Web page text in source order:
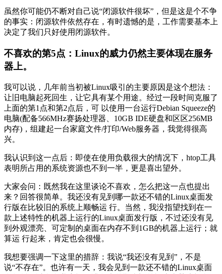
虽然你可能仍不断对自己说“闭源软件很坏”，但是这是个不争
的事实：闭源软件依然存在，有时遗憾的是，工作需要基本上
决定了我们只好使用闭源软件。
不喜欢的第5点：Linux的威力仍然主要体现在服务
器上。
我可以说，几年前当初被Linux吸引的主要原因是这个想法：
让旧电脑起死回生，让它具有某个用途。经过一段时间克服了
上面的第1点和第2点后，可 以使用一台运行Debian Squeeze的
电脑(配备566MHz赛扬处理器、10GB IDE硬盘和区区256MB
内存)，组建起一台家庭文件/打印/Web服务器，我觉得很高
兴。
我认识到这一点后：即使在使用负载很大的情况下，htop工具
表明所占用的系统资源也不到一半，更是喜出望外。
大家会问：既然我在这里谈论不喜欢，怎么把这一点也提出
来？回答很简单。我还没有见到哪一款还不错的Linux桌面发
行版在比较旧的系统上顺畅运 行。当然，我没指望找到在一
款上述特性的机器上运行的Linux桌面发行版，不过还没有见
到外观漂亮、可定制的桌面在内存不到1GB的机器上运行；就
算运 行起来，肯定也会很慢。
我想要强调一下这里的措辞：我说“我还没有见到”，不是
说“不存在”。也许有一天，我会见到一款还不错的Linux桌面